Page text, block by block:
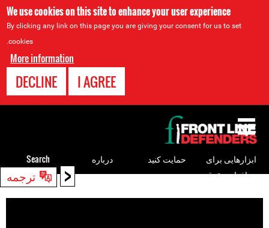
We use cookies on this site to enhance your user experience
By clicking any link on this page you are giving your consent for us to set
cookies.
More information
I AGREE
DECLINE
< ترجمه
to
to
top
ابزارهایی برای
مدافعان حقوق
حمایت کنید درباره Search